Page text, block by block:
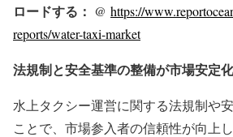
ロードする： @ https://
reports/water-taxi-market
法規制と安全基準の整備が市場安定化
水上タクシー運営に関する法規制や
ことで、市場参入者の信頼性が向上